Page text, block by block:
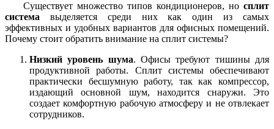
Существует множество типов кондиционеров, но сплит
система выделяется среди них как один из самых
эффективных и удобных вариантов для офисных помещений.
Почему стоит обратить внимание на сплит системы?
Низкий уровень шума. Офисы требуют тишины для
продуктивной работы. Сплит системы обеспечивают
практически бесшумную работу, так как компрессор,
издающий основной шум, находится снаружи. Это
создает комфортную рабочую атмосферу и не отвлекает
сотрудников.